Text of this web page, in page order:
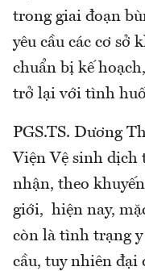
trong giai đoạn
yêu cầu các cơ sở
chuẩn bị kế
trở lại với tình
PGS.TS. Dương
Viện Vệ sinh dịch
nhận, theo
giới, hiện nay,
còn là tình trạng y
cầu, tuy nhiên đại